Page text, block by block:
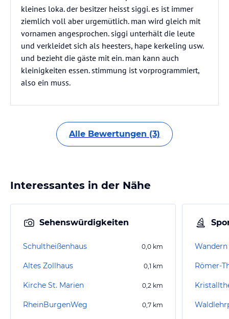
kleines loka. der besitzer heisst siggi. es ist immer
ziemlich voll aber urgemütlich. man wird gleich mit
vornamen angesprochen. siggi unterhält die leute
und verkleidet sich als heesters, hape kerkeling usw.
und bezieht die gäste mit ein. man kann auch
kleinigkeiten essen. stimmung ist vorprogrammiert,
also ein muss.
Alle Bewertungen (3)
Interessantes in der Nähe
Sehenswürdigkeiten
Schultheißenhaus 0,0 km
Altes Zollhaus 0,1 km
Kirche St. Marien 0,2 km
RheinBurgenWeg 0,7 km
Römer-